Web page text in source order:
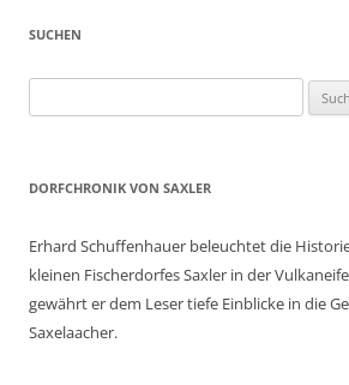
SUCHEN
nach:
DORFCHRONIK VON SAXLER
Erhard Schuffenhauer beleuchtet die
kleinen Fischerdorfes Saxler in der
gewährt er dem Leser tiefe Einblicke in die
Saxelaacher.